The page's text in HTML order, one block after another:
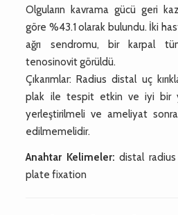
Olguların kavrama gücü geri
göre %43.1 olarak bulundu. İki
ağrı sendromu, bir karpal
tenosinovit görüldü.
Çıkarımlar: Radius distal uç
plak ile tespit etkin ve iyi bir
yerleştirilmeli ve ameliyat
edilmemelidir.
Anahtar Kelimeler: distal
plate fixation